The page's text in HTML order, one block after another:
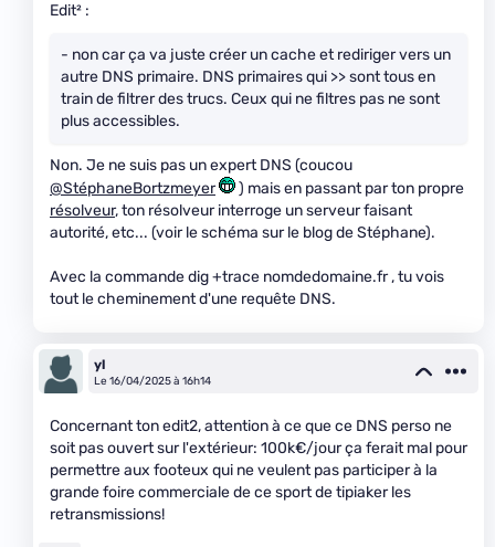
Edit² :
- non car ça va juste créer un cache et rediriger vers un
autre DNS primaire. DNS primaires qui >> sont tous en
train de filtrer des trucs. Ceux qui ne filtres pas ne sont
plus accessibles.
Non. Je ne suis pas un expert DNS (coucou
@StéphaneBortzmeyer
) mais en passant par ton propre
résolveur, ton résolveur interroge un serveur faisant
autorité, etc... (voir le schéma sur le blog de Stéphane).
Avec la commande dig +trace nomdedomaine.fr , tu vois
tout le cheminement d'une requête DNS.
yl
Le 16/04/2025 à 16h14
Concernant ton edit2, attention à ce que ce DNS perso ne
soit pas ouvert sur l'extérieur: 100k€/jour ça ferait mal pour
permettre aux footeux qui ne veulent pas participer à la
grande foire commerciale de ce sport de tipiaker les
retransmissions!